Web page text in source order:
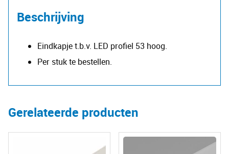
Beschrijving
Eindkapje t.b.v. LED profiel 53 hoog.
Per stuk te bestellen.
Gerelateerde producten